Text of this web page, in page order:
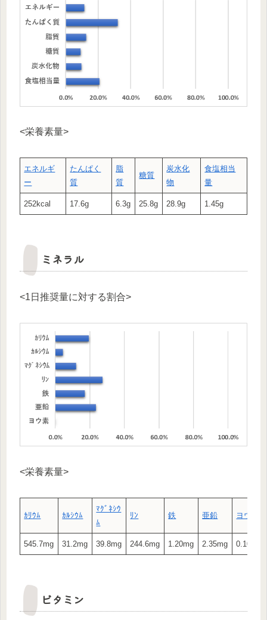
<栄養素量>
エネルギ
ー
たんぱく
質
脂
質
糖質
炭水化
物
食塩相当
量
252kcal 17.6g 6.3g 25.8g 28.9g 1.45g
ミネラル
<1日推奨量に対する割合>
<栄養素量>
ｶﾘｳﾑ ｶﾙｼｳﾑ
ﾏｸﾞﾈｼｳ
ﾑ
ﾘﾝ 鉄 亜鉛 ヨウ素
545.7mg 31.2mg 39.8mg 244.6mg 1.20mg 2.35mg 0.10μg
ビタミン